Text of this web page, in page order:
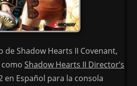
de Shadow Hearts II Covenant,
Shadow Hearts II Director’s
en Español para la consola